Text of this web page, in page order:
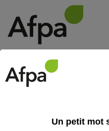
VISITES
Un petit mot